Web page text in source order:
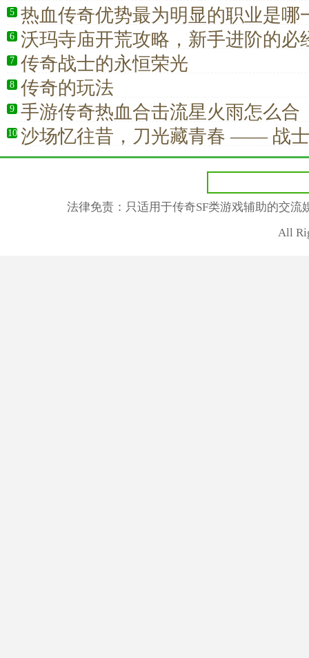
5 热血传奇优势最为明显的职业是哪
6 沃玛寺庙开荒攻略，新手进阶的必
7 传奇战士的永恒荣光
8 传奇的玩法
9 手游传奇热血合击流星火雨怎么合
10 沙场忆往昔，刀光藏青春 —— 战
人专属记忆
法律免责：只适用于传奇SF类游戏辅助的交
All